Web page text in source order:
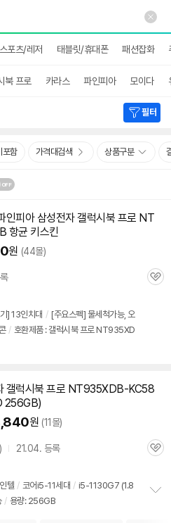
스포츠/레저 태블릿/휴대폰 패션잡화
북 프로 카라스 파인피아 모이다
필터
포함 가격대검색 상품구분
인피아 삼성전자 갤럭시북 프로 NT
항균 키스킨
원 (44몰)
관
] 13인치대 / [주요스펙] 물세척가능, 오
/ 호환제품 : 갤럭시북 프로 NT935XD
갤럭시북 프로 NT935XDB-KC58
256GB)
원 (11몰)
21.04. 등록
관
인텔 / 코어i5-11세대 / i5-1130G7 (1.8
/ 용량: 256GB